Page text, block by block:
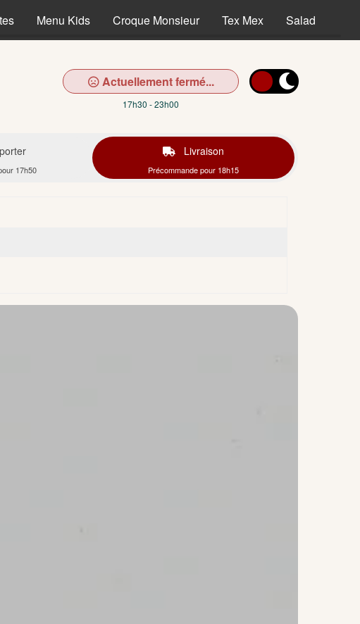
Menu Kids Croque Monsieur Tex Mex Salades
Actuellement fermé...
17h30 - 23h00
17h50
Livraison
Précommande pour 18h15